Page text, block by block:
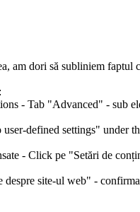
am dori să subliniem faptul
- Tab "Advanced" - sub
defined settings" under
- Click pe "Setări de
despre site-ul web" -